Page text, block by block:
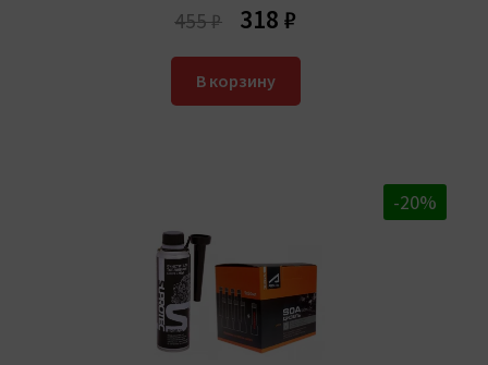
455₽
Первоначальная
составляла
318 ₽
В корзину
-20%